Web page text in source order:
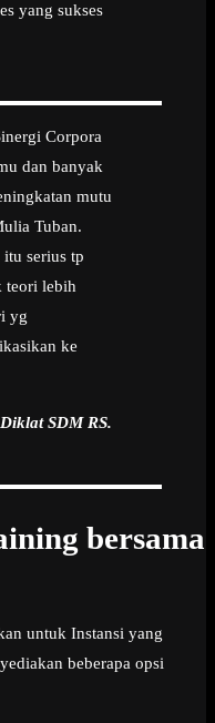
yang sukses
Corpora
dan banyak
mutu
Tuban.
serius tp
teori lebih
yg
ke
SDM RS.
bersama
untuk Instansi yang
beberapa opsi